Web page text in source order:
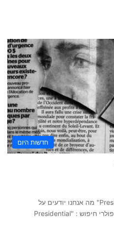
חדשות היום
כל החדשות על "Presidential election" מה אנחנו יודעים על
Presidential election עד כמה פופולרי חיפוש : "Presidential